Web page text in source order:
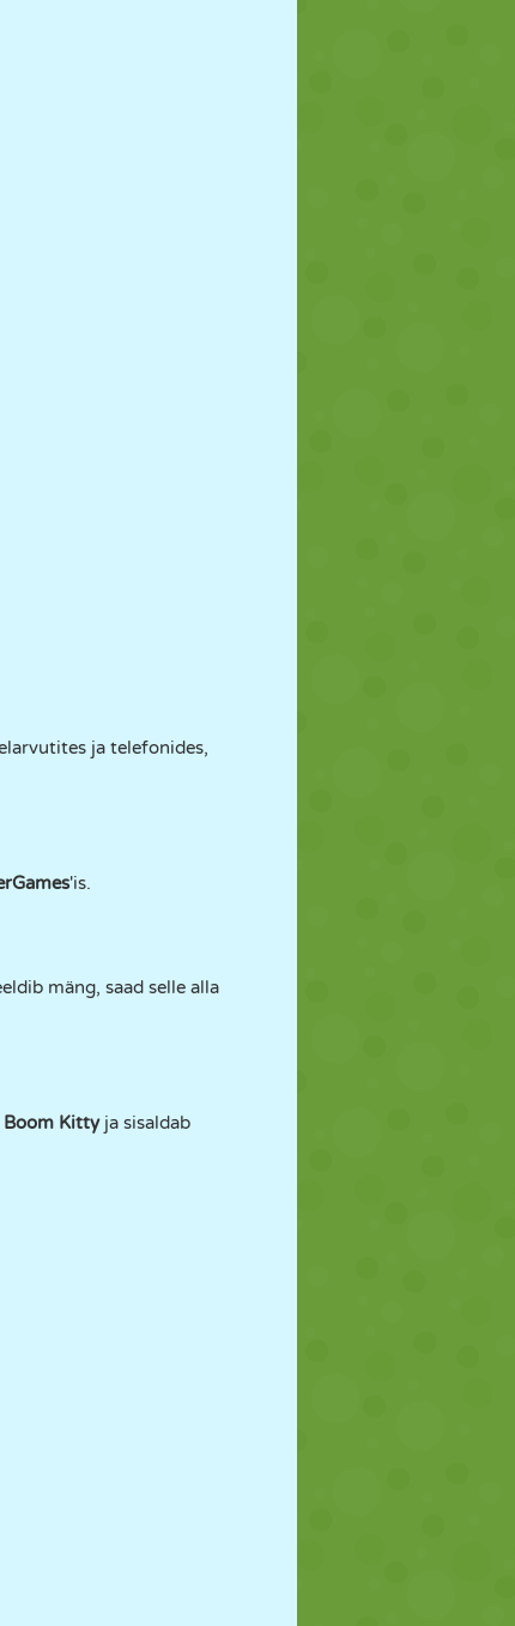
ja telefonides,
'is.
mäng, saad selle alla
Boom Kitty ja sisaldab